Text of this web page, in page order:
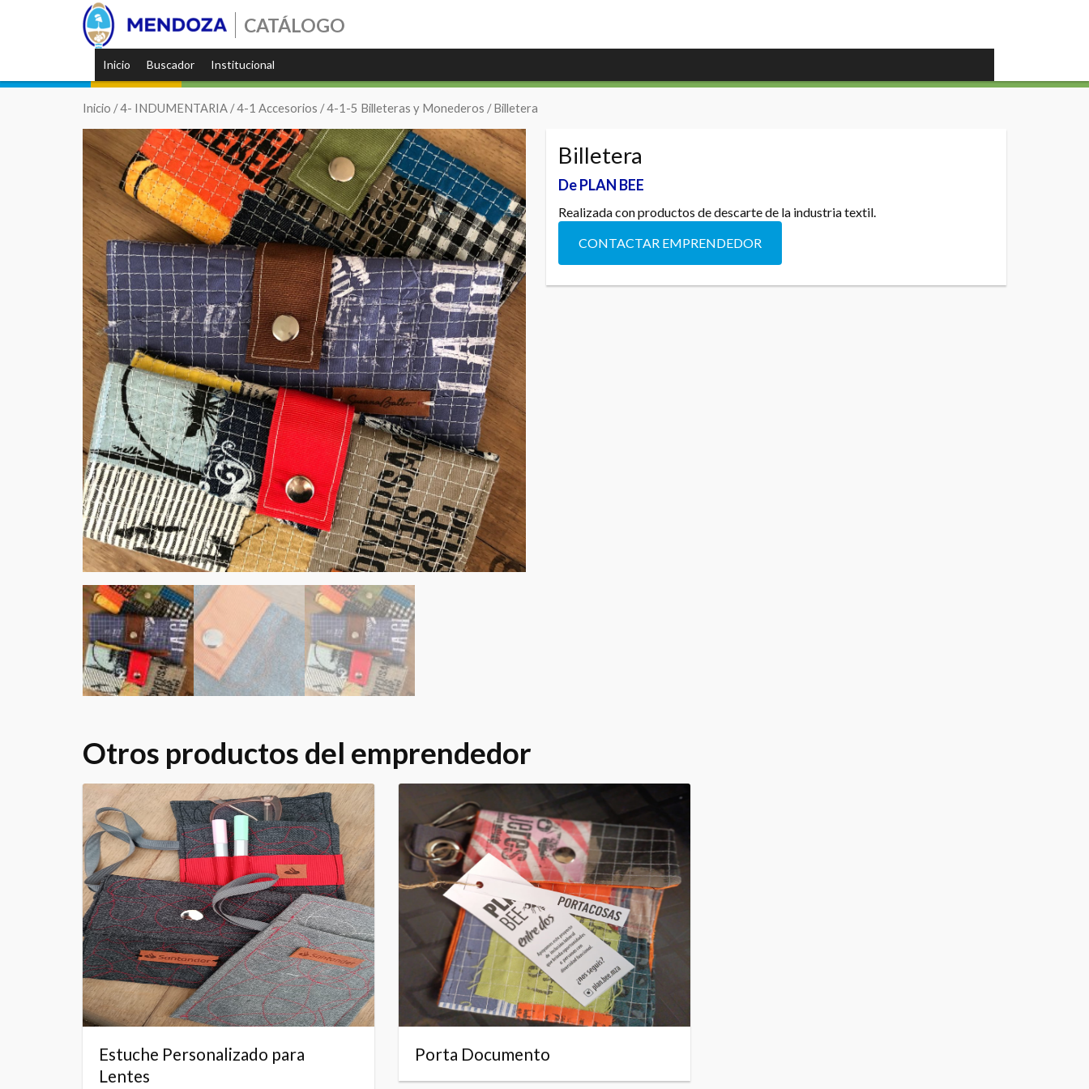
CATÁLOGO
Inicio Buscador Institucional
Inicio /4- INDUMENTARIA /4-1 Accesorios /4-1-5 Billeteras y Monederos / Billetera
Billetera
De PLAN BEE
Realizada con productos de descarte de la industria textil.
CONTACTAR EMPRENDEDOR
Otros productos del emprendedor
Estuche Personalizado para
Lentes
Porta Documento